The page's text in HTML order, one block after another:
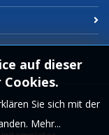
auf dieser
Sie sich mit der
Mehr...